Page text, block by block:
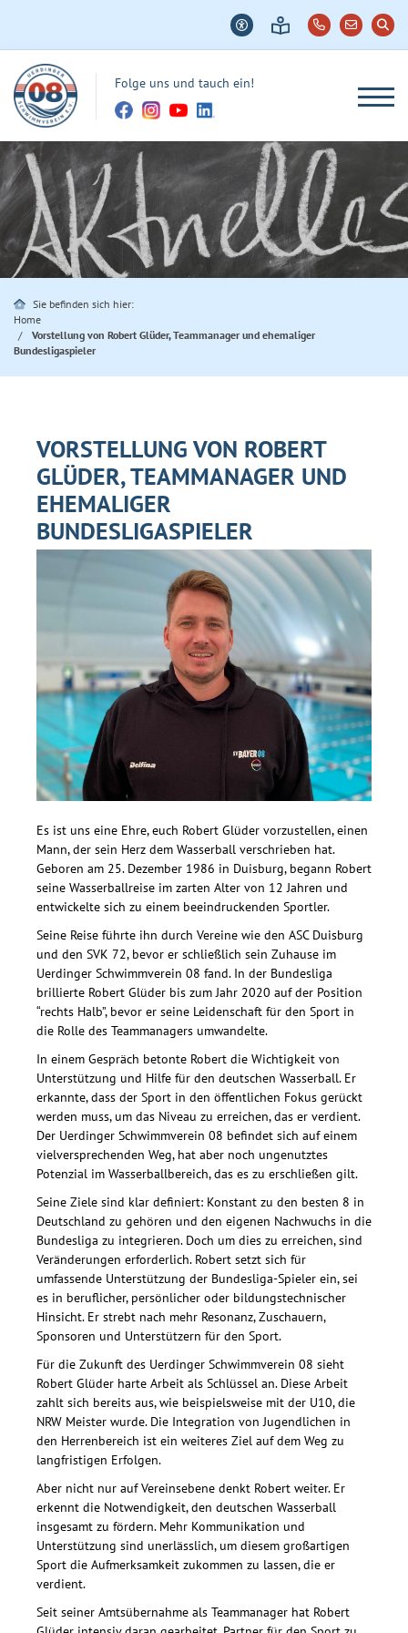
Folge uns und tauch ein!
Sie befinden sich hier:
Home
Vorstellung von Robert Glüder, Teammanager und ehemaliger
Bundesligaspieler
VORSTELLUNG VON ROBERT
GLÜDER, TEAMMANAGER UND
EHEMALIGER
BUNDESLIGASPIELER
Es ist uns eine Ehre, euch Robert Glüder vorzustellen, einen
Mann, der sein Herz dem Wasserball verschrieben hat.
Geboren am 25. Dezember 1986 in Duisburg, begann Robert
seine Wasserballreise im zarten Alter von 12 Jahren und
entwickelte sich zu einem beeindruckenden Sportler.
Seine Reise führte ihn durch Vereine wie den ASC Duisburg
und den SVK 72, bevor er schließlich sein Zuhause im
Uerdinger Schwimmverein 08 fand. In der Bundesliga
brillierte Robert Glüder bis zum Jahr 2020 auf der Position
“rechts Halb”, bevor er seine Leidenschaft für den Sport in
die Rolle des Teammanagers umwandelte.
In einem Gespräch betonte Robert die Wichtigkeit von
Unterstützung und Hilfe für den deutschen Wasserball. Er
erkannte, dass der Sport in den öffentlichen Fokus gerückt
werden muss, um das Niveau zu erreichen, das er verdient.
Der Uerdinger Schwimmverein 08 befindet sich auf einem
vielversprechenden Weg, hat aber noch ungenutztes
Potenzial im Wasserballbereich, das es zu erschließen gilt.
Seine Ziele sind klar definiert: Konstant zu den besten 8 in
Deutschland zu gehören und den eigenen Nachwuchs in die
Bundesliga zu integrieren. Doch um dies zu erreichen, sind
Veränderungen erforderlich. Robert setzt sich für
umfassende Unterstützung der Bundesliga-Spieler ein, sei
es in beruflicher, persönlicher oder bildungstechnischer
Hinsicht. Er strebt nach mehr Resonanz, Zuschauern,
Sponsoren und Unterstützern für den Sport.
Für die Zukunft des Uerdinger Schwimmverein 08 sieht
Robert Glüder harte Arbeit als Schlüssel an. Diese Arbeit
zahlt sich bereits aus, wie beispielsweise mit der U10, die
NRW Meister wurde. Die Integration von Jugendlichen in
den Herrenbereich ist ein weiteres Ziel auf dem Weg zu
langfristigen Erfolgen.
Aber nicht nur auf Vereinsebene denkt Robert weiter. Er
erkennt die Notwendigkeit, den deutschen Wasserball
insgesamt zu fördern. Mehr Kommunikation und
Unterstützung sind unerlässlich, um diesem großartigen
Sport die Aufmerksamkeit zukommen zu lassen, die er
verdient.
Seit seiner Amtsübernahme als Teammanager hat Robert